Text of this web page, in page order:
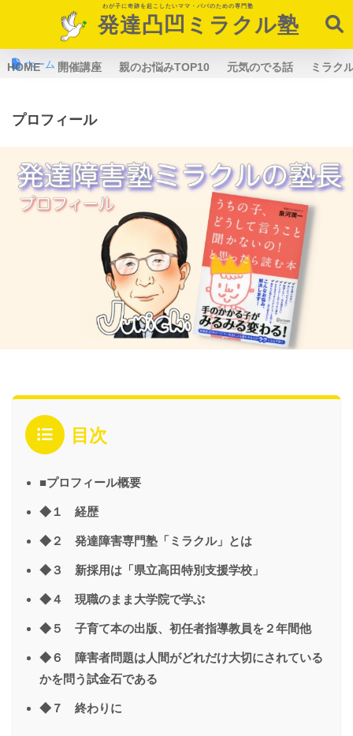
わが子に奇跡を起こしたいママ・パパのための専門塾
発達凸凹ミラクル塾
HOME 開催講座 親のお悩みTOP10 元気のでる話 ミラク
ホーム
プロフィール
目次
■プロフィール概要
◆１ 経歴
◆２ 発達障害専門塾「ミラクル」とは
◆３ 新採用は「県立高田特別支援学校」
◆４ 現職のまま大学院で学ぶ
◆５ 子育て本の出版、初任者指導教員を２年間他
◆６ 障害者問題は人間がどれだけ大切にされている
かを問う試金石である
◆７ 終わりに